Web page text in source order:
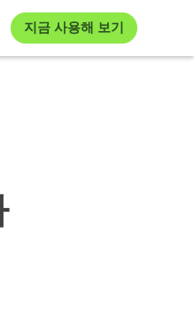
지금 사용해 보기